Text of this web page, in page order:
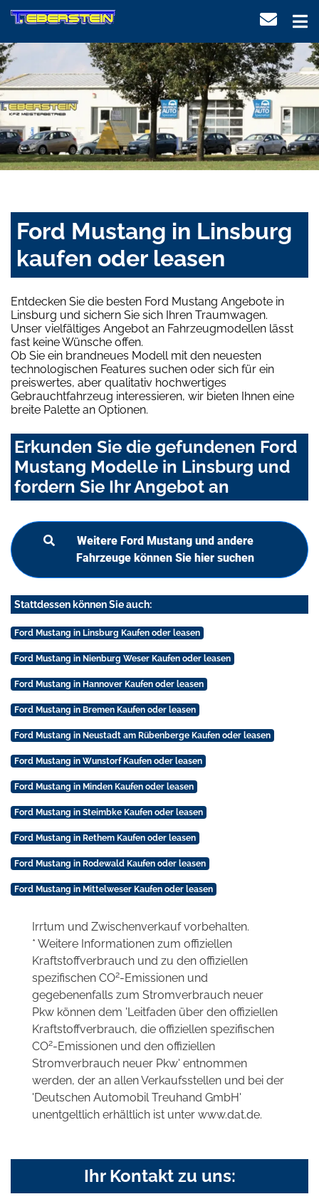
Ford Mustang in Linsburg
kaufen oder leasen
Entdecken Sie die besten Ford Mustang Angebote in
Linsburg und sichern Sie sich Ihren Traumwagen.
Unser vielfältiges Angebot an Fahrzeugmodellen lässt
fast keine Wünsche offen.
Ob Sie ein brandneues Modell mit den neuesten
technologischen Features suchen oder sich für ein
preiswertes, aber qualitativ hochwertiges
Gebrauchtfahrzeug interessieren, wir bieten Ihnen eine
breite Palette an Optionen.
Erkunden Sie die gefundenen Ford
Mustang Modelle in Linsburg und
fordern Sie Ihr Angebot an
Weitere Ford Mustang und andere
Fahrzeuge können Sie hier suchen
Stattdessen können Sie auch:
Ford Mustang in Linsburg Kaufen oder leasen
Ford Mustang in Nienburg Weser Kaufen oder leasen
Ford Mustang in Hannover Kaufen oder leasen
Ford Mustang in Bremen Kaufen oder leasen
Ford Mustang in Neustadt am Rübenberge Kaufen oder leasen
Ford Mustang in Wunstorf Kaufen oder leasen
Ford Mustang in Minden Kaufen oder leasen
Ford Mustang in Steimbke Kaufen oder leasen
Ford Mustang in Rethem Kaufen oder leasen
Ford Mustang in Rodewald Kaufen oder leasen
Ford Mustang in Mittelweser Kaufen oder leasen
Irrtum und Zwischenverkauf vorbehalten.
* Weitere Informationen zum offiziellen
Kraftstoffverbrauch und zu den offiziellen
spezifischen CO2-Emissionen und
gegebenenfalls zum Stromverbrauch neuer
Pkw können dem 'Leitfaden über den offiziellen
Kraftstoffverbrauch, die offiziellen spezifischen
CO2-Emissionen und den offiziellen
Stromverbrauch neuer Pkw' entnommen
werden, der an allen Verkaufsstellen und bei der
'Deutschen Automobil Treuhand GmbH'
unentgeltlich erhältlich ist unter www.dat.de.
Ihr Kontakt zu uns: